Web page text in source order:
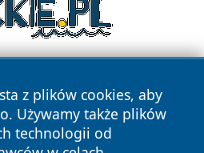
z plików cookies, aby
Używamy także plików
technologii od